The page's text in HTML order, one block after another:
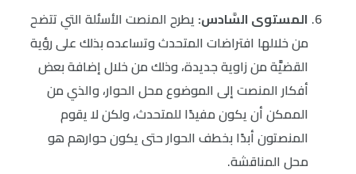
المستوى السَّادس: يطرح المنصت الأسئلة التي تتضح
من خلالها افتراضات المتحدث وتساعده بذلك على رؤية
القضيَّة من زاوية جديدة، وذلك من خلال إضافة بعض
أفكار المنصت إلى الموضوع محل الحوار، والذي من
الممكن أن يكون مفيدًا للمتحدث، ولكن لا يقوم
المنصتون أبدًا بخطف الحوار حتى يكون حوارهم هو
محل المناقشة.